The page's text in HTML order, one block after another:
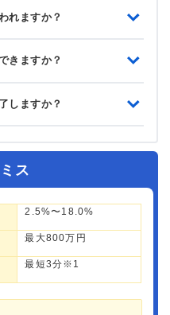
れますか？
きますか？
しますか？
ス
2.5%〜18.0%
最大800万円
最短3分※1